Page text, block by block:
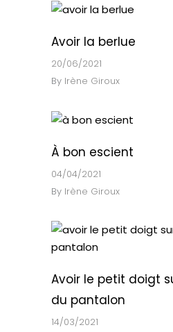
Avoir la berlue
20/06/2021
By Irène Giroux
À bon escient
04/04/2021
By Irène Giroux
Avoir le petit doigt
du pantalon
14/03/2021